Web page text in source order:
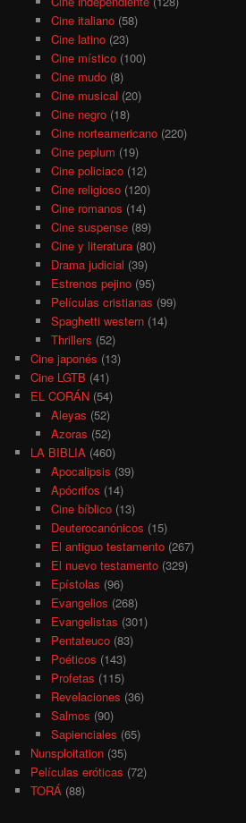
Cine italiano(58)
Cine latino(23)
Cine místico(100)
Cine mudo(8)
Cine musical (20)
Cine negro(18)
Cine norteamericano(220)
Cine peplum (19)
Cine policiaco(12)
Cine religioso(120)
Cine romanos (14)
Cine suspense(89)
Cine y literatura(80)
Drama judicial (39)
Estrenos pejino(95)
Películas cristianas (99)
Spaghetti western(14)
Thrillers (52)
Cine japonés (13)
Cine LGTB (41)
EL CORÁN (54)
Aleyas (52)
Azoras (52)
LA BIBLIA (460)
Apocalipsis (39)
Apócrifos (14)
Cine bíblico(13)
Deuterocanónicos (15)
El antiguo testamento(267)
El nuevo testamento(329)
Epístolas (96)
Evangelios (268)
Evangelistas (301)
Pentateuco(83)
Poéticos (143)
Profetas (115)
Revelaciones (36)
Salmos (90)
Sapienciales (65)
Nunsploitation (35)
Películas eróticas (72)
TORÁ (88)